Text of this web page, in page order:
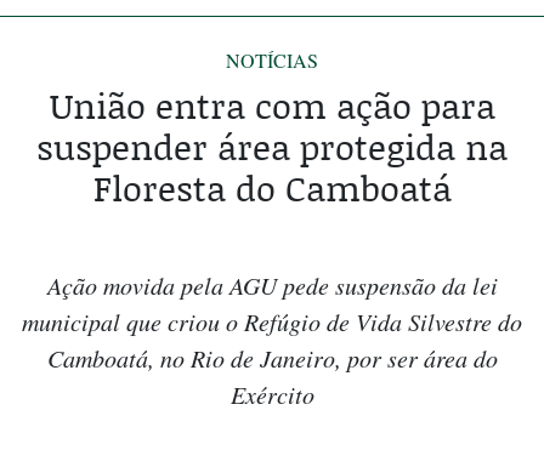
NOTÍCIAS
União entra com ação para
suspender área protegida na
Floresta do Camboatá
Ação movida pela AGU pede suspensão da lei
municipal que criou o Refúgio de Vida Silvestre do
Camboatá, no Rio de Janeiro, por ser área do
Exército